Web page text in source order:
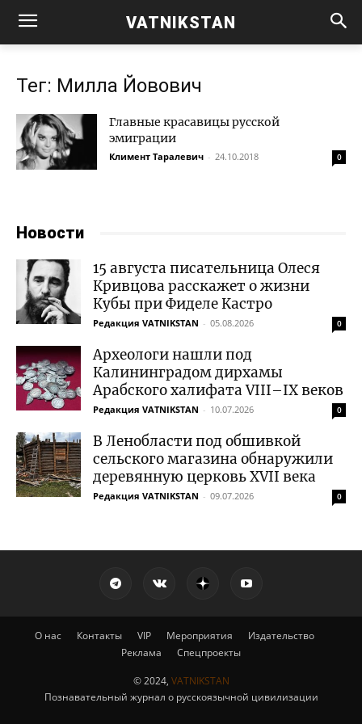
VATNIKSTAN
Тег: Милла Йовович
Главные красавицы русской
эмиграции
Климент Таралевич - 24.10.2018 0
Новости
15 августа писательница Олеся
Кривцова расскажет о жизни
Кубы при Фиделе Кастро
Редакция VATNIKSTAN - 05.08.2026 0
Археологи нашли под
Калининградом дирхамы
Арабского халифата VIII–IX веков
Редакция VATNIKSTAN - 10.07.2026 0
В Ленобласти под обшивкой
сельского магазина обнаружили
деревянную церковь XVII века
Редакция VATNIKSTAN - 09.07.2026 0
О нас Контакты VIP Мероприятия
Издательство
Реклама
Спецпроекты
© 2024, VATNIKSTAN
Познавательный журнал о русскоязычной цивилизации